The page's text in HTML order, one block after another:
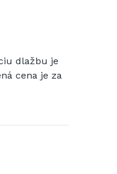
dlažbu je
cena je za